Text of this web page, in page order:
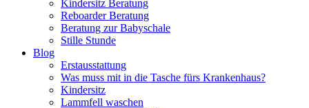
Kindersitz Beratung
Reboarder Beratung
Beratung zur Babyschale
Stille Stunde
Blog
Erstausstattung
Was muss mit in die Tasche fürs Krankenhaus?
Kindersitz
Lammfell waschen